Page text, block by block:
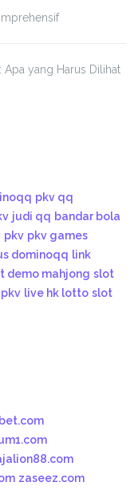
Apa yang Harus Dilihat
pkv qq
judi qq bandar bola
pkv pkv games
dominoqq link
demo mahjong slot
live hk lotto slot
zaseez.com